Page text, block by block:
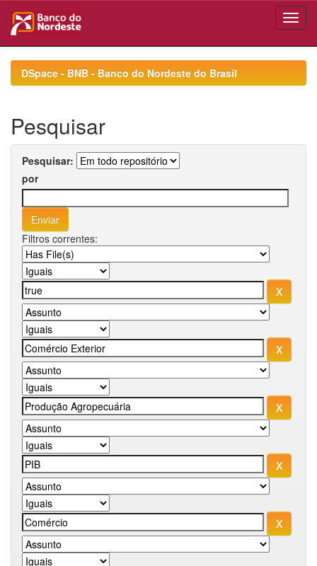
navigationDSpace - BNB - Banco do Nordeste do Brasil
Pesquisar
Pesquisar:
por
Filtros correntes: